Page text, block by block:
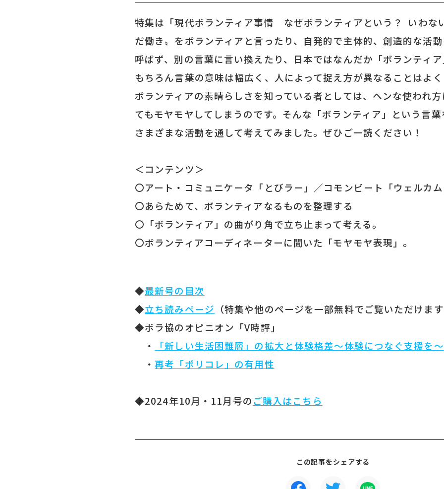
特集は「現代ボランティア事情 なぜボランティアという？ いわな
だ働き〟をボランティアと言ったり、自発的で主体的、創造的な活
呼ばず、別の言葉に言い換えたり、日本ではなんだか「ボランティ
もちろん言葉の意味は幅広く、人によって捉え方が異なることはよ
ボランティアの素晴らしさを知っている者としては、ヘンな使われ
てもモヤモヤしてしまうのです。そんな「ボランティア」という言
さまざまな活動を通して考えてみました。ぜひご一読ください！
＜コンテンツ＞
〇アート・コミュニケータ「とびラー」／コモンビート「ウェルカ
〇あらためて、ボランティアなるものを整理する
〇「ボランティア」の曲がり角で立ち止まって考える。
〇ボランティアコーディネーターに聞いた「モヤモヤ表現」。
◆最新号の目次
◆立ち読みページ （特集や他のページを一部無料でご覧いただけま
◆ボラ協のオピニオン「V時評」
・
「新しい生活困難層」の拡大と体験格差～体験につなぐ支援を～
・再考「ポリコレ」の有用性
◆2024年10月・11月号の ご購入はこちら
この記事をシェアする